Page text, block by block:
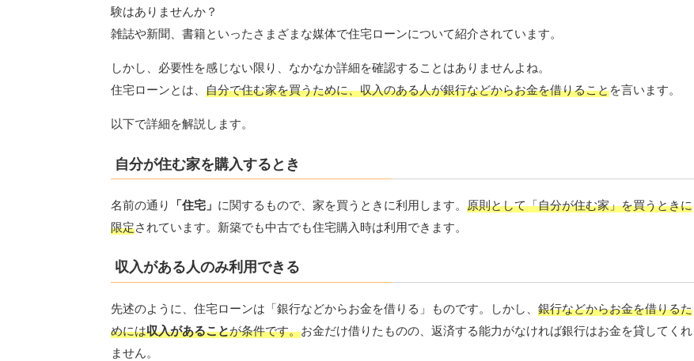
験はありませんか？
雑誌や新聞、書籍といったさまざまな媒体で住宅ローンについて紹介されています。
しかし、必要性を感じない限り、なかなか詳細を確認することはありませんよね。
住宅ローンとは、 自分で住む家を買うために、収入のある人が銀行などからお金を借りることを言います。
以下で詳細を解説します。
自分が住む家を購入するとき
名前の通り 「住宅」 に関するもので、家を買うときに利用します。 原則として「自分が住む家」を買うときに
限定されています。新築でも中古でも住宅購入時は利用できます。
収入がある人のみ利用できる
先述のように、住宅ローンは「銀行などからお金を借りる」ものです。しかし、 銀行などからお金を借りるた
めには収入があることが条件です。お金だけ借りたものの、返済する能力がなければ銀行はお金を貸してくれ
ません。